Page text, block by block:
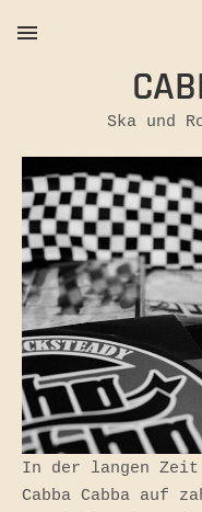
Ska und
Cabba
Cabba,
Ska
und
Rocksteady
aus
Fulda.
In der langen Zeit
Cabba Cabba auf